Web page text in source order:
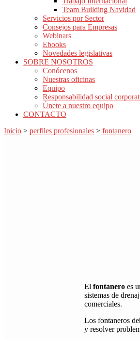
Team Building Navidad
Servicios por Sector
Consejos para Empresas
Webinars
Ebooks
Novedades legislativas
SOBRE NOSOTROS
Conócenos
Nuestras oficinas
Equipo
Responsabilidad social
Únete a nuestro equipo
CONTACTO
Inicio > perfiles profesionales > fontanero
El fontanero es
sistemas de
comerciales.
Los fontaneros
y resolver